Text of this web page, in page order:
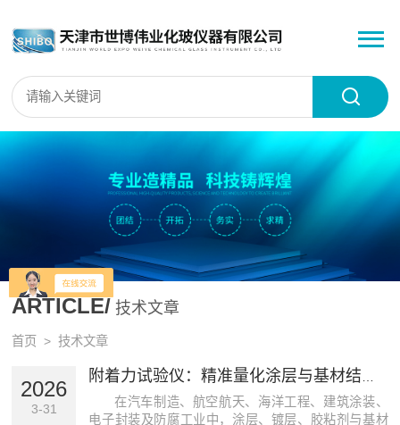
ARTICLE/ 技术文章
首页 > 技术文章
2026
3-31
在汽车制造、航空航天、海洋工程、建筑涂装、
电子封装及防腐工业中，涂层、镀层、胶粘剂与基材